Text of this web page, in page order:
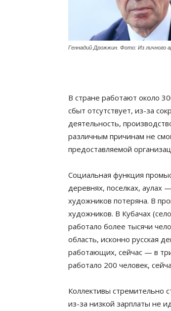
Геннадий Дрожжин. Фото: Из личного
В стране работают около
сбыт отсутствует, из-за
деятельность,
различным причинам не
предоставляемой
Социальная функция
деревнях, поселках, аулах
художников потеряна. В
художников. В Кубачах
работало более тысячи
область, исконно русская
работающих, сейчас — в
работало 200 человек,
Коллективы стремительно
из-за низкой зарплаты не